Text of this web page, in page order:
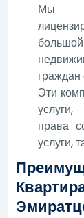
Мы
граждан
Эти
права
услуги,